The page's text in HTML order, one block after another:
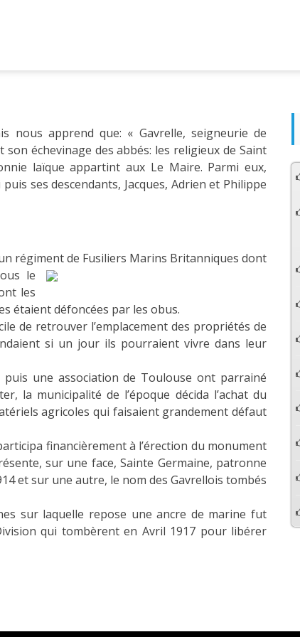
nous apprend que: « Gavrelle, seigneurie de
son échevinage des abbés: les religieux de Saint
laïque appartint aux Le Maire. Parmi eux,
ses descendants, Jacques, Adrien et Philippe
régimentde Fusiliers Marins Britanniques dont
le
les
étaient défoncées par les obus.
de retrouver l’emplacement des propriétés de
si un jour ils pourraient vivre dans leur
une association de Toulouse ont parrainé
la municipalité de l’époque décida l’achat du
agricoles qui faisaient grandement défaut
financièrement à l’érection du monument
sur une face, Sainte Germaine, patronne
et sur une autre, le nom des Gavrellois tombés
sur laquelle repose une ancre de marine fut
qui tombèrent en Avril 1917 pour libérer